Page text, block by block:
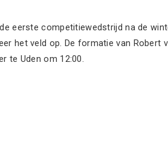
eerste competitiewedstrijd na de
het veld op. De formatie van Robert
te Uden om 12:00.